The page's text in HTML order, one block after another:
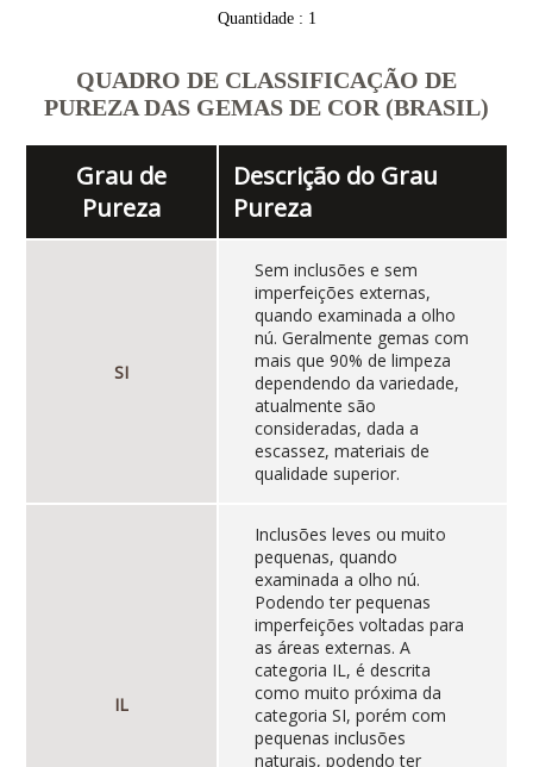
Quantidade : 1
QUADRO DE CLASSIFICAÇÃO DE
PUREZA DAS GEMAS DE COR (BRASIL)
Grau de
Pureza
Descrição do Grau
Pureza
SI
Sem inclusões e sem
imperfeições externas,
quando examinada a olho
nú. Geralmente gemas com
mais que 90% de limpeza
dependendo da variedade,
atualmente são
consideradas, dada a
escassez, materiais de
qualidade superior.
IL
Inclusões leves ou muito
pequenas, quando
examinada a olho nú.
Podendo ter pequenas
imperfeições voltadas para
as áreas externas. A
categoria IL, é descrita
como muito próxima da
categoria SI, porém com
pequenas inclusões
naturais, podendo ter